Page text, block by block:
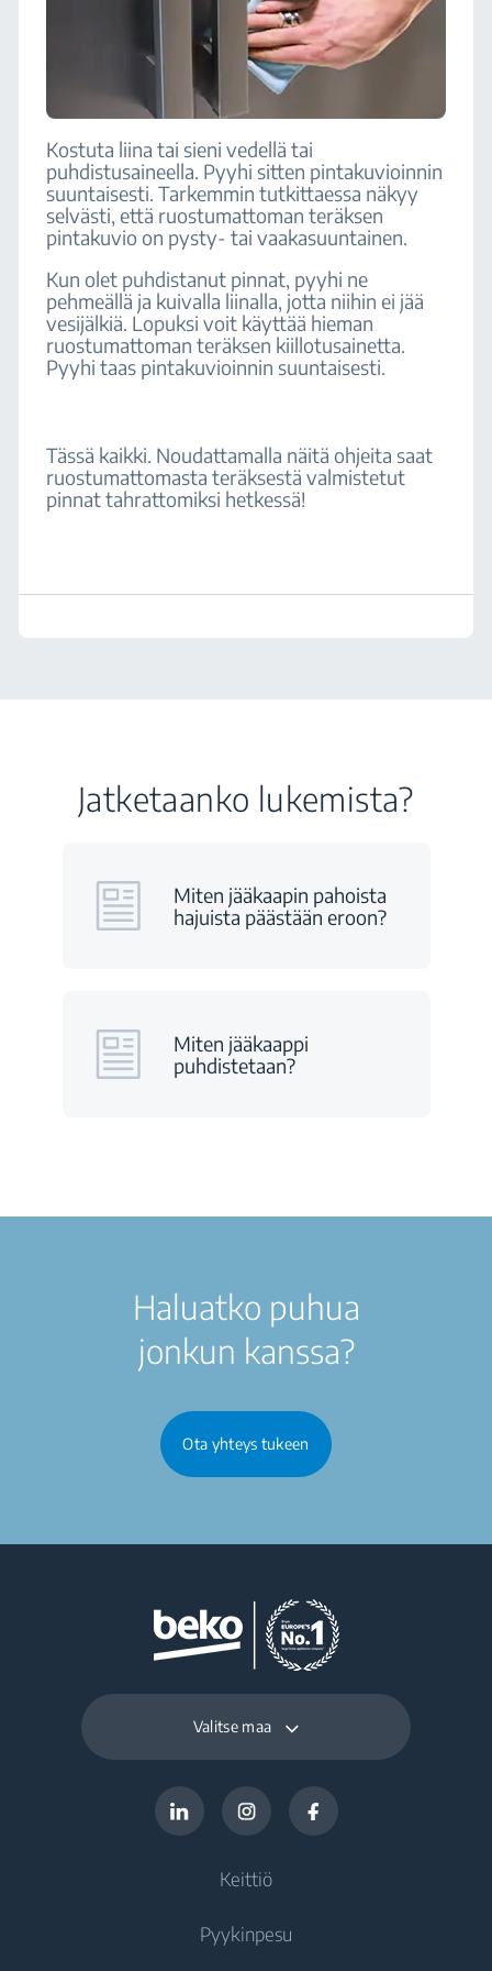
Kostuta liina tai sieni vedellä tai
puhdistusaineella. Pyyhi sitten pintakuvioinnin
suuntaisesti. Tarkemmin tutkittaessa näkyy
selvästi, että ruostumattoman teräksen
pintakuvio on pysty- tai vaakasuuntainen.
Kun olet puhdistanut pinnat, pyyhi ne
pehmeällä ja kuivalla liinalla, jotta niihin ei jää
vesijälkiä. Lopuksi voit käyttää hieman
ruostumattoman teräksen kiillotusainetta.
Pyyhi taas pintakuvioinnin suuntaisesti.
Tässä kaikki. Noudattamalla näitä ohjeita saat
ruostumattomasta teräksestä valmistetut
pinnat tahrattomiksi hetkessä!
Jatketaanko lukemista?
Miten jääkaapin pahoista
hajuista päästään eroon?
Miten jääkaappi
puhdistetaan?
Haluatko puhua
jonkun kanssa?
Ota yhteys tukeen
Valitse maa
Keittiö
Kylmälaitteet
Pyykinpesu